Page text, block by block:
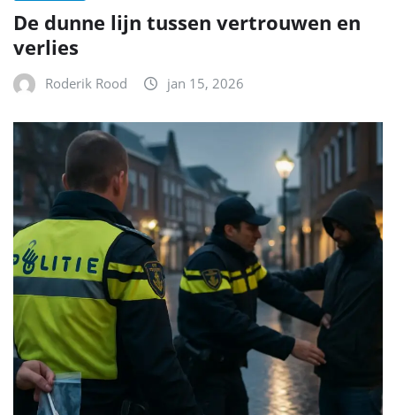
De dunne lijn tussen vertrouwen en
verlies
Roderik Rood jan 15, 2026